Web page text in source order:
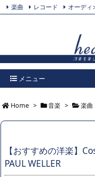
メニュー
楽曲 レコード オーディ
Home > 音楽 > 楽曲
【おすすめの洋楽】
PAUL WELLER